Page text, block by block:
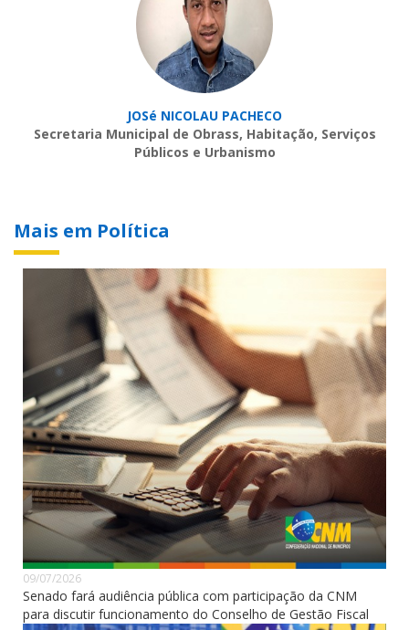
JOSé NICOLAU PACHECO
Secretaria Municipal de Obrass, Habitação, Serviços
Públicos e Urbanismo
Mais em Política
09/07/2026
Senado fará audiência pública com participação da CNM
para discutir funcionamento do Conselho de Gestão Fiscal